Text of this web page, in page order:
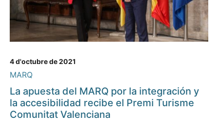
4 d'octubre de 2021
MARQ
La apuesta del MARQ por la integración y
la accesibilidad recibe el Premi Turisme
Comunitat Valenciana